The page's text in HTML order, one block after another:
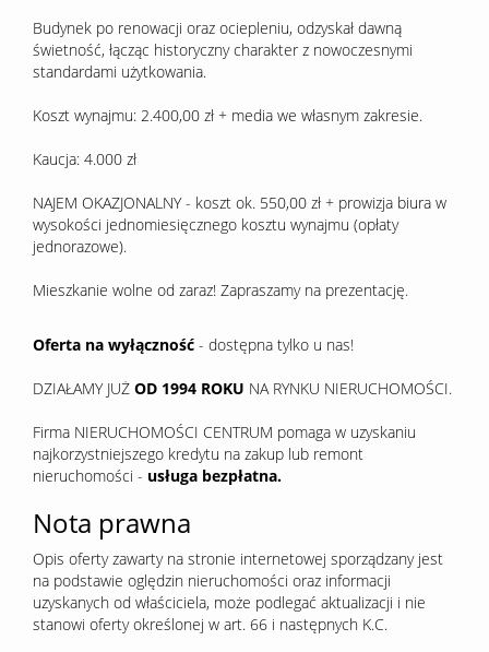
Budynek po renowacji oraz ociepleniu, odzyskał dawną
świetność, łącząc historyczny charakter z nowoczesnymi
standardami użytkowania.
Koszt wynajmu: 2.400,00 zł + media we własnym zakresie.
Kaucja: 4.000 zł
NAJEM OKAZJONALNY - koszt ok. 550,00 zł + prowizja biura w
wysokości jednomiesięcznego kosztu wynajmu (opłaty
jednorazowe).
Mieszkanie wolne od zaraz! Zapraszamy na prezentację.
Oferta na wyłączność - dostępna tylko u nas!
DZIAŁAMY JUŻ OD 1994 ROKU NA RYNKU NIERUCHOMOŚCI.
Firma NIERUCHOMOŚCI CENTRUM pomaga w uzyskaniu
najkorzystniejszego kredytu na zakup lub remont
nieruchomości - usługa bezpłatna.
Nota prawna
Opis oferty zawarty na stronie internetowej sporządzany jest
na podstawie oględzin nieruchomości oraz informacji
uzyskanych od właściciela, może podlegać aktualizacji i nie
stanowi oferty określonej w art. 66 i następnych K.C.